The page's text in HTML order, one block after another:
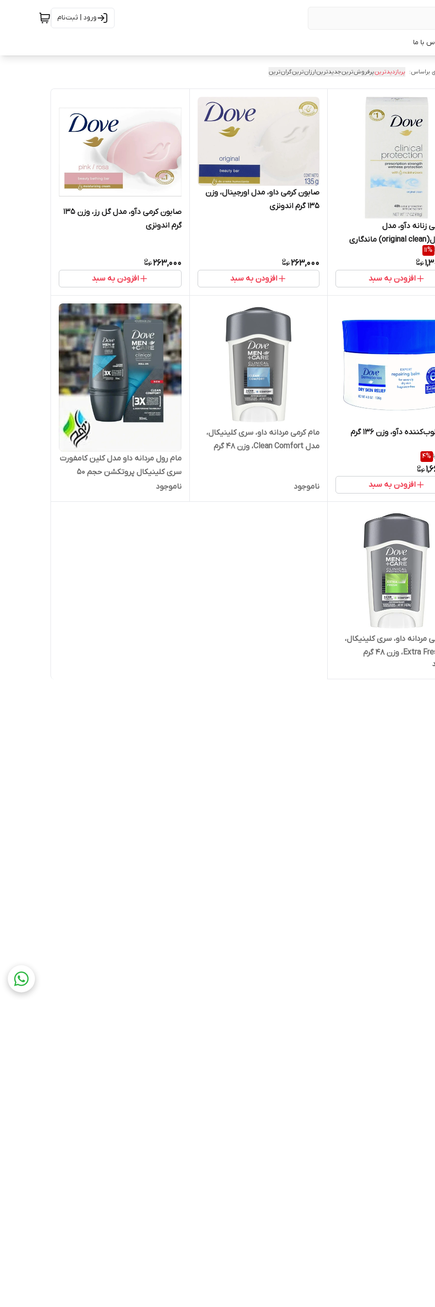
ورود | ثبت‌نام
با ما
براساس: پربازدیدترینپرفروش‌ترینجدیدترینارزان‌ترینگران‌ترین
زنانه دآو، مدل
کلینیکال(original clean) ماندگاری
11%
افزودن به سبد
صابون کرمی داو، مدل اورجینال، وزن
135 گرم اندونزی
263,000
افزودن به سبد
صابون کرمی دآو، مدل گل رز، وزن 135
گرم اندونزی
263,000
افزودن به سبد
دآو، وزن 136 گرم
4%
افزودن به سبد
مام کرمی مردانه داو، سری کلینیکال،
مدل Clean Comfort، وزن 48 گرم
ناموجود
مام رول مردانه داو مدل کلین کامفورت
سری کلینیکال پروتکشن حجم ۵۰
میلی‌لیتر
ناموجود
مردانه داو، سری کلینیکال،